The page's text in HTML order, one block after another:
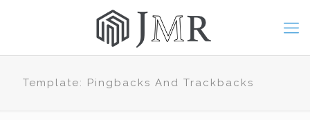
Template: Pingbacks And Trackbacks